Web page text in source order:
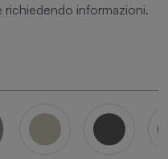
richiedendo informazioni.